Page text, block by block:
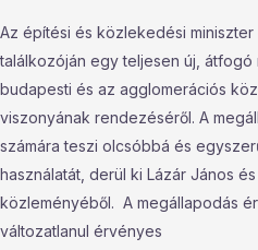
Az építési és közlekedési
találkozóján egy teljesen új, átfogó
budapesti és az agglomerációs
viszonyának rendezéséről. A
számára teszi olcsóbbá és
használatát, derül ki Lázár János
közleményéből. A megállapodás
változatlanul érvényes